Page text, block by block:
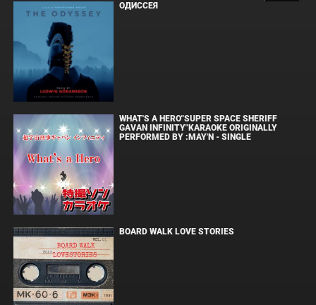
ОДИССЕЯ
WHAT'S A HERO"SUPER SPACE SHERIFF
GAVAN INFINITY"KARAOKE ORIGINALLY
PERFORMED BY :MAY'N - SINGLE
BOARD WALK LOVE STORIES